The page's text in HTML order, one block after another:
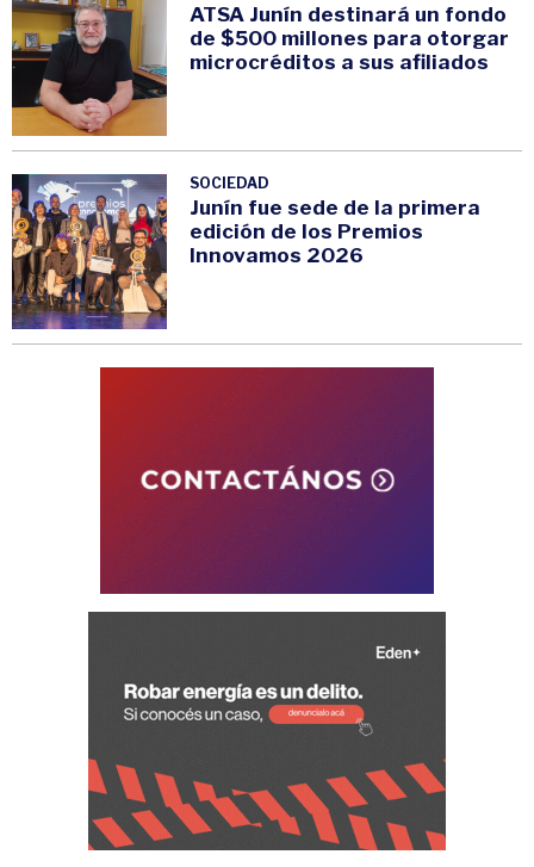
ATSA Junín destinará un fondo
de $500 millones para otorgar
microcréditos a sus afiliados
SOCIEDAD
Junín fue sede de la primera
edición de los Premios
Innovamos 2026